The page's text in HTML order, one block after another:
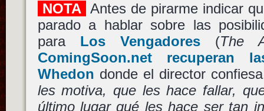
NOTA Antes de pirarme indicar
parado a hablar sobre las
para Los Vengadores(The
ComingSoon.net recuperan
Whedon donde el director
les motiva, que les hace fallar,
último lugar qué les hace ser tan